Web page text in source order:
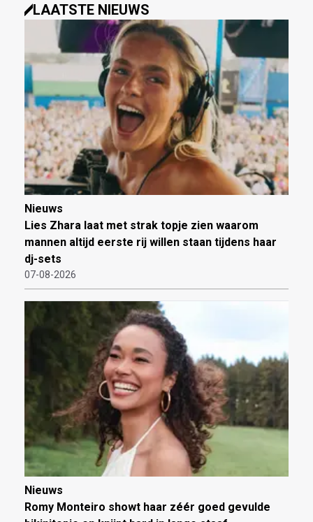
LAATSTE NIEUWS
Nieuws
Lies Zhara laat met strak topje zien waarom
mannen altijd eerste rij willen staan tijdens haar
dj-sets
07-08-2026
Nieuws
Romy Monteiro showt haar zéér goed gevulde